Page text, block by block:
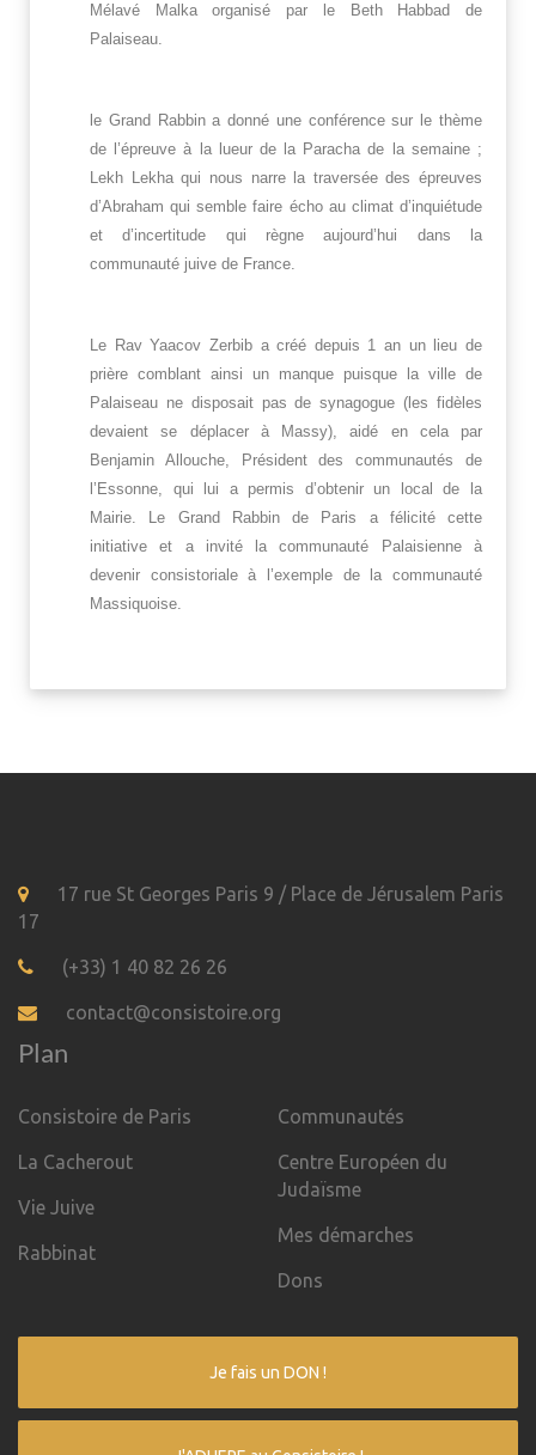
Mélavé Malka organisé par le Beth Habbad de
Palaiseau.
le Grand Rabbin a donné une conférence sur le thème
de l’épreuve à la lueur de la Paracha de la semaine ;
Lekh Lekha qui nous narre la traversée des épreuves
d’Abraham qui semble faire écho au climat d’inquiétude
et d’incertitude qui règne aujourd’hui dans la
communauté juive de France.
Le Rav Yaacov Zerbib a créé depuis 1 an un lieu de
prière comblant ainsi un manque puisque la ville de
Palaiseau ne disposait pas de synagogue (les fidèles
devaient se déplacer à Massy), aidé en cela par
Benjamin Allouche, Président des communautés de
l’Essonne, qui lui a permis d’obtenir un local de la
Mairie. Le Grand Rabbin de Paris a félicité cette
initiative et a invité la communauté Palaisienne à
devenir consistoriale à l’exemple de la communauté
Massiquoise.
17 rue St Georges Paris 9 / Place de Jérusalem Paris
17
(+33) 1 40 82 26 26
contact@consistoire.org
Plan
Consistoire de Paris
La Cacherout
Vie Juive
Rabbinat
Communautés
Centre Européen du
Judaïsme
Mes démarches
Dons
Je fais un DON !